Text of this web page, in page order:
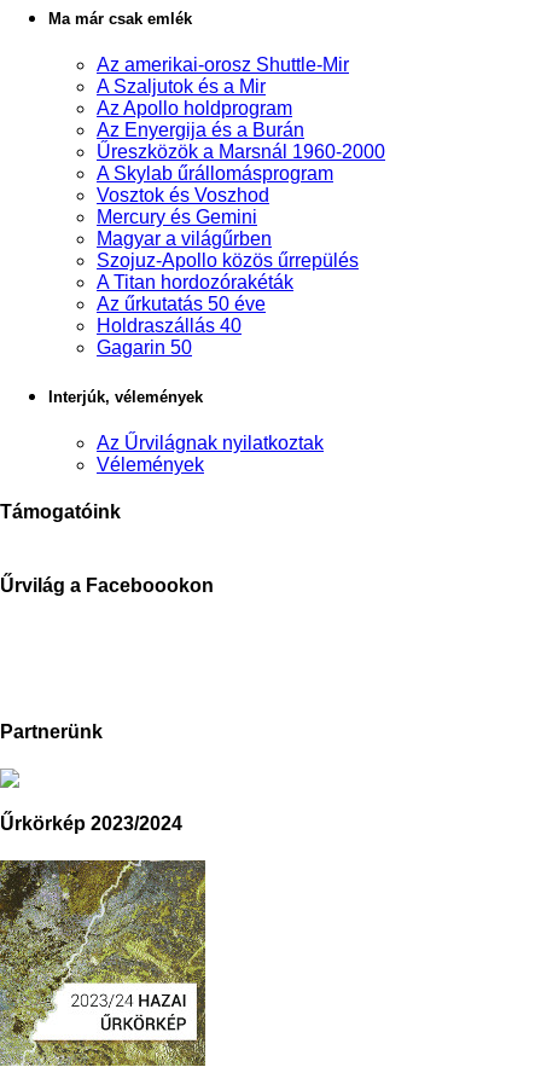
Ma már csak emlék
Az amerikai-orosz Shuttle-Mir
A Szaljutok és a Mir
Az Apollo holdprogram
Az Enyergija és a Burán
Űreszközök a Marsnál 1960-2000
A Skylab űrállomásprogram
Vosztok és Voszhod
Mercury és Gemini
Magyar a világűrben
Szojuz-Apollo közös űrrepülés
A Titan hordozórakéták
Az űrkutatás 50 éve
Holdraszállás 40
Gagarin 50
Interjúk, vélemények
Az Űrvilágnak nyilatkoztak
Vélemények
Támogatóink
Űrvilág a Faceboookon
Partnerünk
Űrkörkép 2023/2024